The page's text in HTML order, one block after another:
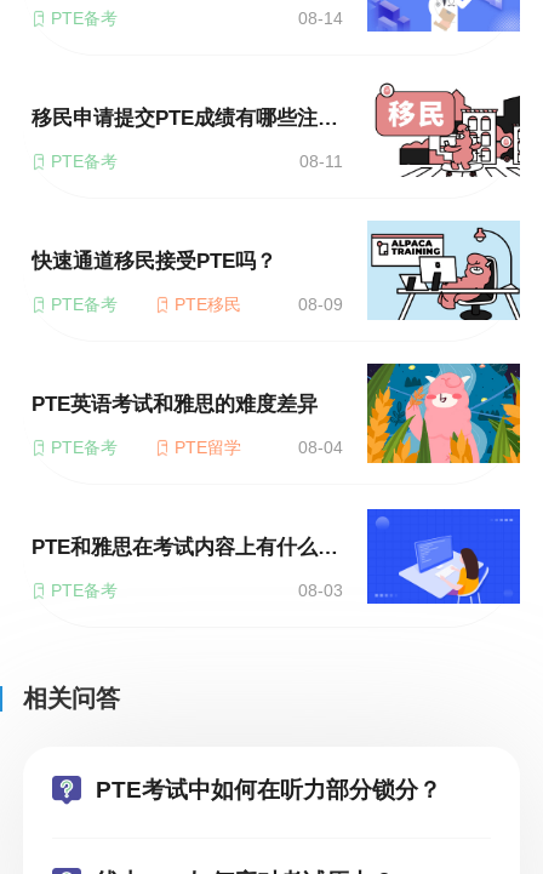
PTE备考 08-14
移民申请提交PTE成绩有哪些注意事项？
PTE备考 08-11
快速通道移民接受PTE吗？
PTE备考 PTE移民 08-09
PTE英语考试和雅思的难度差异
PTE备考 PTE留学 08-04
PTE和雅思在考试内容上有什么区别？
PTE备考 08-03
相关问答
PTE考试中如何在听力部分锁分？